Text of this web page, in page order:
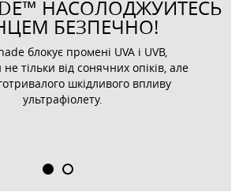
НАСОЛОДЖУЙТЕСЬ
БЕЗПЕЧНО!
блокує промені UVA і UVB,
тільки від сонячних опіків, але
шкідливого впливу
ультрафіолету.